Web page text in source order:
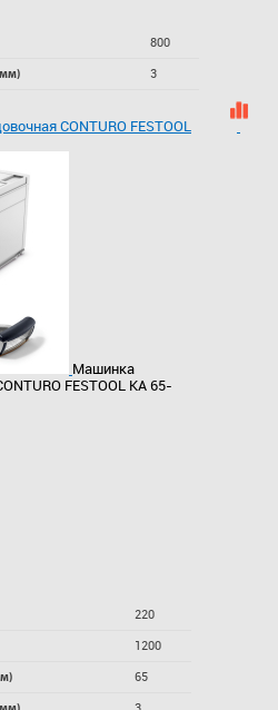
800
3
CONTURO FESTOOL
Машинка
FESTOOL KA 65-
220
1200
65